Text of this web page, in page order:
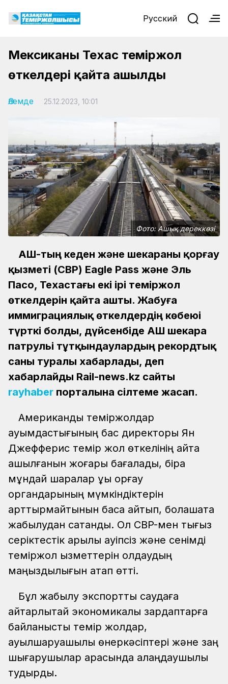
Русский
Мексиканың Техас теміржол
өткелдері қайта ашылды
Әлемде 25.12.2023, 10:01
Фото: Ашық дереккөзі
АҚШ-тың кеден және шекараны қорғау
қызметі (CBP) Eagle Pass және Эль
Пасо, Техастағы екі ірі теміржол
өткелдерін қайта ашты. Жабуға
иммиграциялық өткелдердің көбеюі
түрткі болды, дүйсенбіде АҚШ шекара
патрульі тұтқындаулардың рекордтық
саны туралы хабарлады, деп
хабарлайды Rail-news.kz сайты
rayhaber порталына сілтеме жасап.
Американдық теміржолдар
қауымдастығының бас директоры Ян
Джефферис темір жол өткелінің қайта
ашылғанын жоғары бағалады, бірақ
мұндай шаралар құқық қорғау
органдарының мүмкіндіктерін
арттырмайтынын баса айтып, болашақта
жабылудан сақтанды. Ол CBP-мен тығыз
серіктестік арқылы қауіпсіз және сенімді
теміржол қызметтерін қолдаудың
маңыздылығын атап өтті.
Бұл жабылу экспорттық саудаға
айтарлықтай экономикалық зардаптарға
байланысты темір жолдар,
ауылшаруашылық өнеркәсіптері және заң
шығарушылар арасында алаңдаушылық
тудырды.